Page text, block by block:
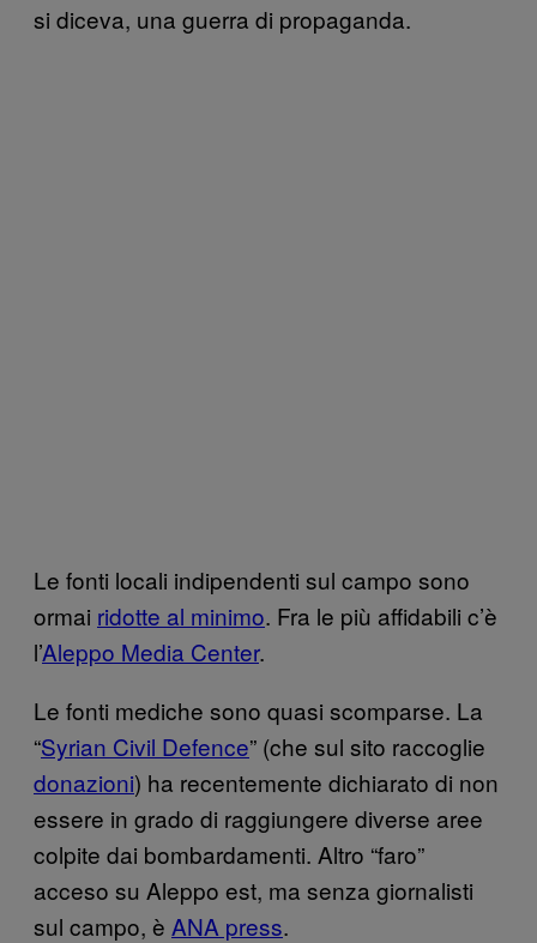
si diceva, una guerra di propaganda.
Le fonti locali indipendenti sul campo sono
ormai ridotte al minimo. Fra le più affidabili c’è
l’Aleppo Media Center.
Le fonti mediche sono quasi scomparse. La
“Syrian Civil Defence” (che sul sito raccoglie
donazioni) ha recentemente dichiarato di non
essere in grado di raggiungere diverse aree
colpite dai bombardamenti. Altro “faro”
acceso su Aleppo est, ma senza giornalisti
sul campo, è ANA press.